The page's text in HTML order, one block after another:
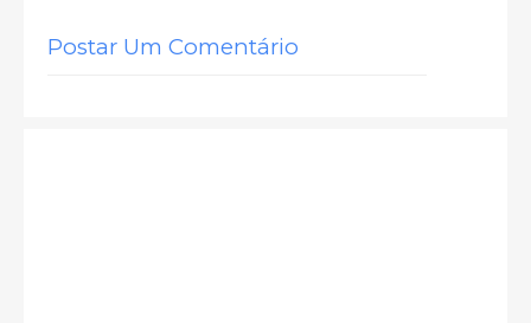
Postar Um Comentário